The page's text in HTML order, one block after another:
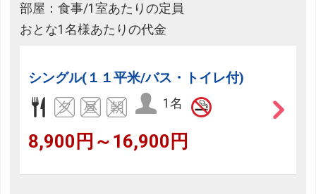
部屋：食事/1室あたりの定員
おとな1名様あたりの代金
シングル(１１平米/バス・トイレ付)
1名
8,900円～16,900円